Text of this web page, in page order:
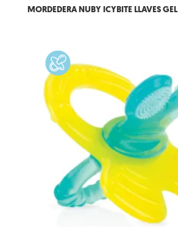
MORDEDERA NUBY ICYBITE LLAVES GEL